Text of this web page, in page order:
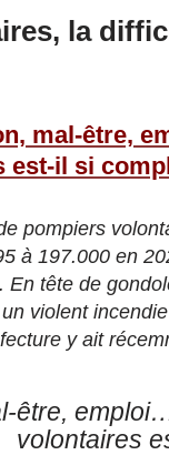
la
mal-être,
est-il si
pompiers
à 197.000 en
En tête de
violent
y ait
être,
volontaires